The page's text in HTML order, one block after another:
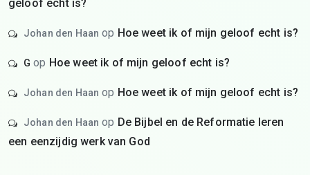
geloof echt is?
Johan den Haan op Hoe weet ik of mijn geloof echt is?
G op Hoe weet ik of mijn geloof echt is?
Johan den Haan op Hoe weet ik of mijn geloof echt is?
Johan den Haan op De Bijbel en de Reformatie leren
een eenzijdig werk van God